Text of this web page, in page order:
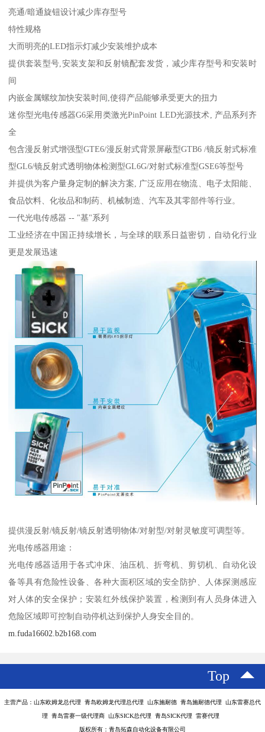
亮通/暗通旋钮设计减少库存型号
特性规格
大而明亮的LED指示灯减少安装维护成本
提供套装型号,安装支架和反射镜配套发货，减少库存型号和安装时
间
内嵌金属螺纹加快安装时间,使得产品能够承受更大的扭力
迷你型光电传感器G6采用类激光PinPoint LED光源技术, 产品系列齐
全
包含漫反射式增强型GTE6/漫反射式背景屏蔽型GTB6 /镜反射式标准
型GL6/镜反射式透明物体检测型GL6G/对射式标准型GSE6等型号
并提供为客户量身定制的解决方案, 广泛应用在物流、电子太阳能、
食品饮料、化妆品和制药、机械制造、汽车及其零部件等行业。
一代光电传感器 -- "基"系列
工业经济在中国正持续增长，与全球的联系日益密切，自动化行业
更是发展迅速
提供漫反射/镜反射/镜反射透明物体/对射型/对射灵敏度可调型等。
光电传感器用途：
光电传感器适用于各式冲床、油压机、折弯机、剪切机、自动化设
备等具有危险性设备、各种大面积区域的安全防护、人体探测感应
对人体的安全保护；安装红外线保护装置，检测到有人员身体进入
危险区域即可控制自动停机达到保护人身安全目的。
m.fuda16602.b2b168.com
Top
主营产品：山东欧姆龙总代理 青岛欧姆龙代理总代理 山东施耐德 青岛施耐德代理 山东雷赛总代
理 青岛雷赛一级代理商 山东SICK总代理 青岛SICK代理 雷赛代理
版权所有：青岛拓森自动化设备有限公司